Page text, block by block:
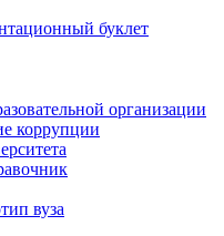
буклет
организации
коррупции
вуза